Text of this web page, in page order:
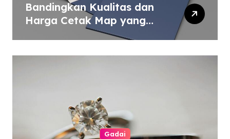
Bandingkan Kualitas dan
Harga Cetak Map yang
Murah atau Mahal
Gadai